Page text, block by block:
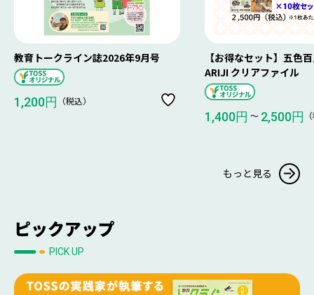
教育トークライン誌2026年9月号
1,200円 （税込）
【お得なセット】五色
ARIJI クリアファイル
1,400円 〜 2,500円
もっと見る
ピックアップ
PICK UP